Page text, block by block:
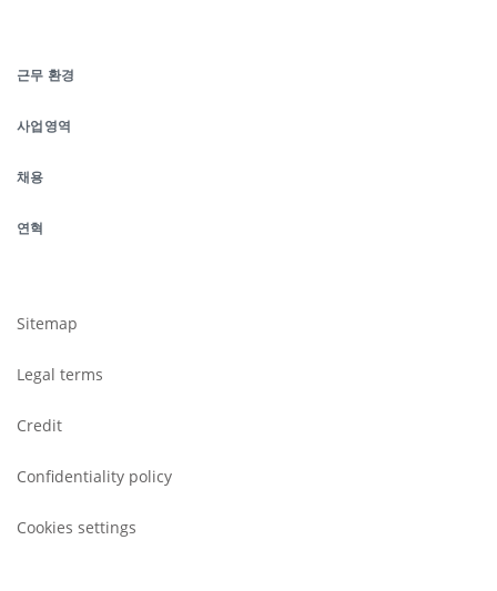
page
근무 환경
사업영역
채용
연혁
Sitemap
Legal terms
Credit
Confidentiality policy
Cookies settings